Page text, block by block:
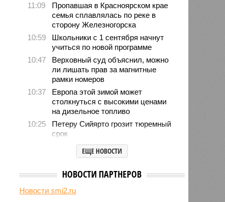
11:09
Пропавшая в Красноярском крае
семья сплавлялась по реке в
сторону Железногорска
10:59
Школьники с 1 сентября начнут
учиться по новой программе
10:47
Верховный суд объяснил, можно
ли лишать прав за магнитные
рамки номеров
10:37
Европа этой зимой может
столкнуться с высокими ценами
на дизельное топливо
10:25
Петеру Сийярто грозит тюремный
срок
В МИД рассказали о потенциале
Владикавказа как международного
09:49
Пентагон до конца года испытает
космические перехватчики для
ЕЩЕ НОВОСТИ
НОВОСТИ ПАРТНЕРОВ
Новости smi2.ru